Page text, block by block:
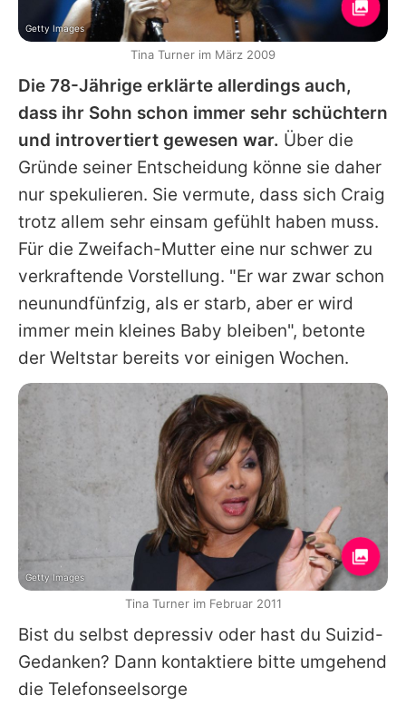
Die 78-Jährige erklärte allerdings auch,
dass ihr Sohn schon immer sehr schüchtern
und introvertiert gewesen war. Über die
Gründe seiner Entscheidung könne sie daher
nur spekulieren. Sie vermute, dass sich Craig
trotz allem sehr einsam gefühlt haben muss.
Für die Zweifach-Mutter eine nur schwer zu
verkraftende Vorstellung. "Er war zwar schon
neunundfünfzig, als er starb, aber er wird
immer mein kleines Baby bleiben", betonte
der Weltstar bereits vor einigen Wochen.
Bist du selbst depressiv oder hast du Suizid-
Gedanken? Dann kontaktiere bitte umgehend
die Telefonseelsorge
Getty Images
Tina Turner im März 2009
Getty Images
Tina Turner im Februar 2011